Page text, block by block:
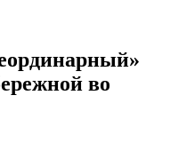
во